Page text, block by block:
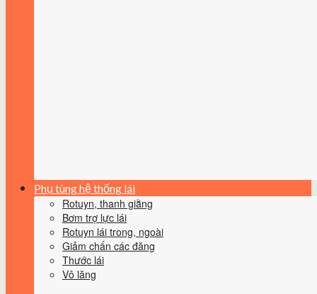
Phụ tùng hệ thống lái
Rotuyn, thanh giằng
Bơm trợ lực lái
Rotuyn lái trong, ngoài
Giảm chấn các đăng
Thước lái
Vô lăng